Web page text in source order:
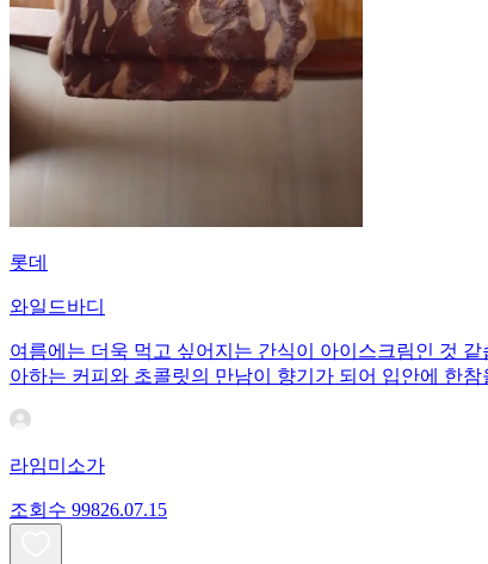
롯데
와일드바디
여름에는 더욱 먹고 싶어지는 간식이 아이스크림인 것
아하는 커피와 초콜릿의 만남이 향기가 되어 입안에 한
라임미소가
조회수 99826.07.15